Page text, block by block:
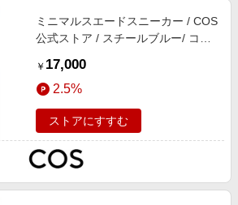
ミニマルスエードスニーカー / COS
公式ストア / スチールブルー/ コス /
42 C 100% cm 25 26
￥ 17,000
2.5%
ストアにすすむ